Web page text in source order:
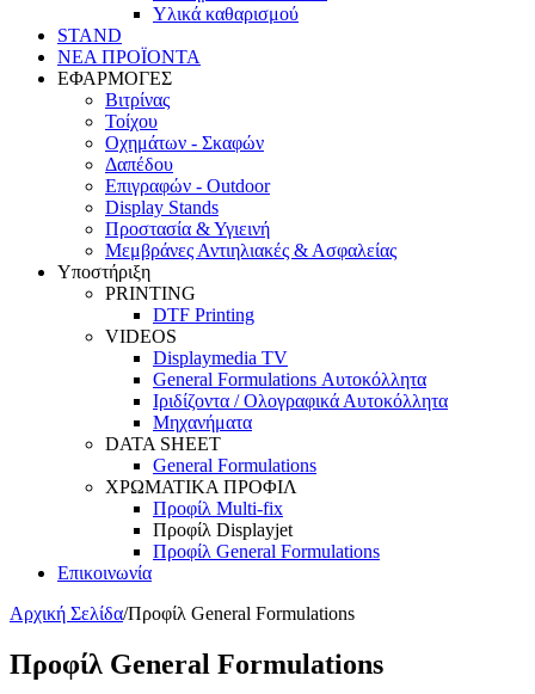
Υλικά καθαρισμού
STAND
ΝΕΑ ΠΡΟΪΟΝΤΑ
ΕΦΑΡΜΟΓΕΣ
Βιτρίνας
Τοίχου
Οχημάτων - Σκαφών
Δαπέδου
Επιγραφών - Outdoor
Display Stands
Προστασία & Υγιεινή
Μεμβράνες Αντιηλιακές & Ασφαλείας
Υποστήριξη
PRINTING
DTF Printing
VIDEOS
Displaymedia TV
General Formulations Αυτοκόλλητα
Ιριδίζοντα / Ολογραφικά Αυτοκόλλητα
Μηχανήματα
DATA SHEET
General Formulations
ΧΡΩΜΑΤΙΚΑ ΠΡΟΦΙΛ
Προφίλ Multi-fix
Προφίλ Displayjet
Προφίλ General Formulations
Επικοινωνία
Αρχική Σελίδα/Προφίλ General Formulations
Προφίλ General Formulations